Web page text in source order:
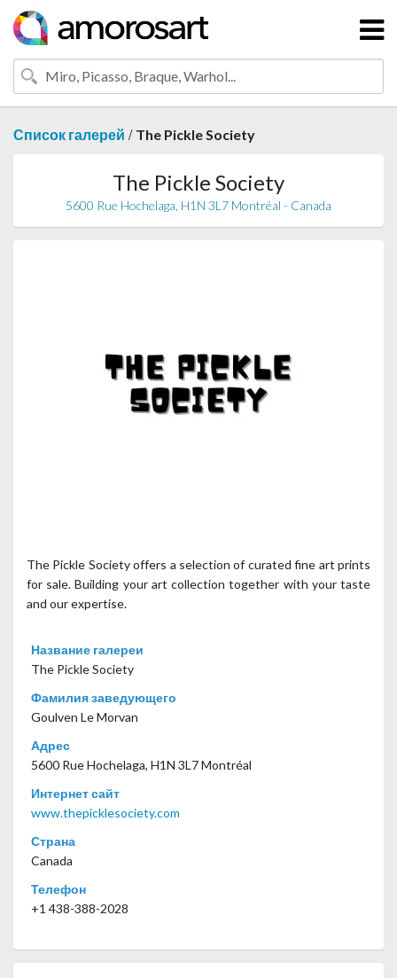
Список галерей / The Pickle Society
The Pickle Society
5600 Rue Hochelaga, H1N 3L7 Montréal - Canada
The Pickle Society offers a selection of curated fine art prints
for sale. Building your art collection together with your taste
and our expertise.
Название галереи
The Pickle Society
Фамилия заведующего
Goulven Le Morvan
Адрес
5600 Rue Hochelaga, H1N 3L7 Montréal
Интернет сайт
www.thepicklesociety.com
Страна
Canada
Телефон
+1 438-388-2028